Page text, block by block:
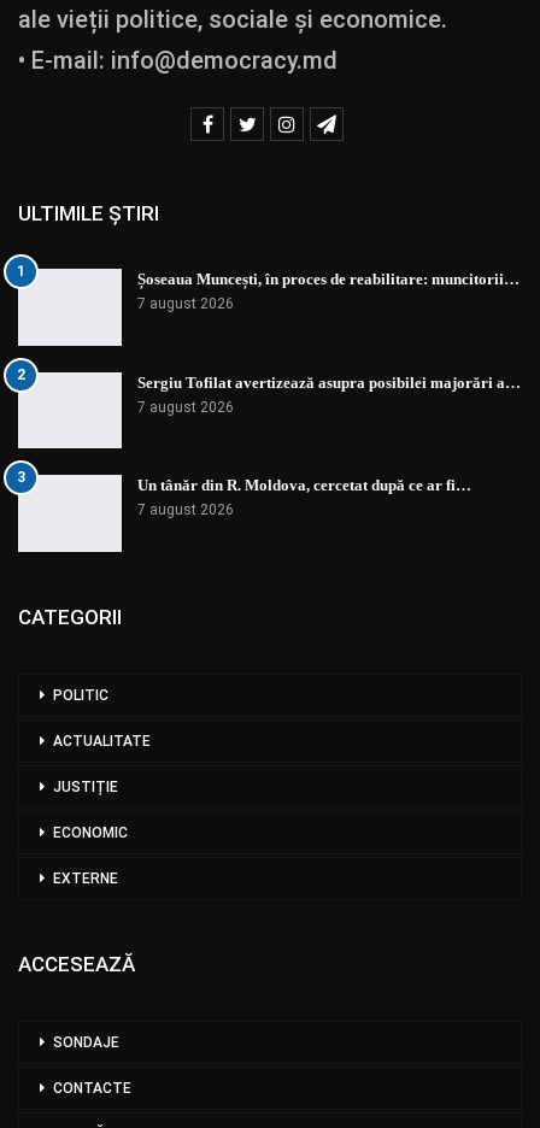
ale vieții politice, sociale și economice.
• E-mail: info@democracy.md
ULTIMILE ȘTIRI
1 Șoseaua Muncești, în proces de reabilitare: muncitorii…
7 august 2026
2 Sergiu Tofilat avertizează asupra posibilei majorări a…
7 august 2026
3 Un tânăr din R. Moldova, cercetat după ce ar fi…
7 august 2026
CATEGORII
POLITIC
ACTUALITATE
JUSTIȚIE
ECONOMIC
EXTERNE
ACCESEAZĂ
SONDAJE
CONTACTE